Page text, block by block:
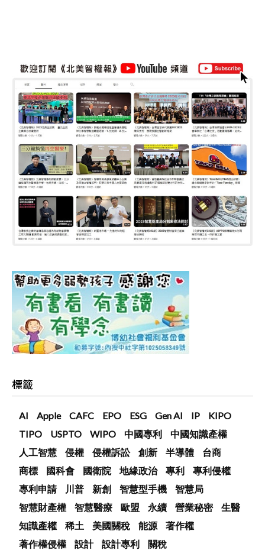
標籤
AI Apple CAFC EPO ESG Gen AI IP
KIPO
TIPO
USPTO WIPO 中國專利
中國知識產權
人工智慧
侵權 侵權訴訟 創新 半導體
台商
商標
國科會 國衛院 地緣政治 專利
專利侵權
專利申請
川普 新創 智慧型手機
智慧局
智慧財產權
智慧醫療 歐盟 永續 營業秘密
生醫
知識產權
稀土 美國關稅 能源
著作權
著作權侵權
設計 設計專利 關稅